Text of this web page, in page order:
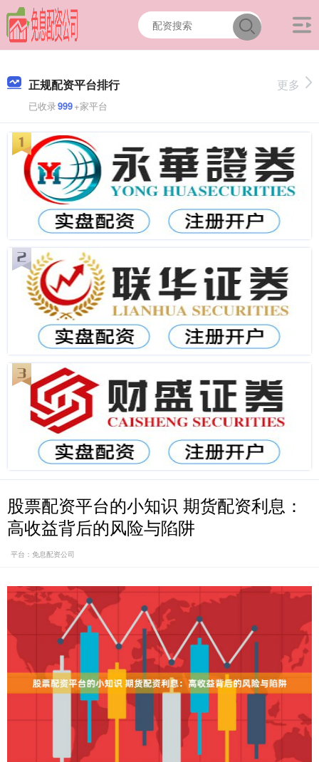
正规配资平台排行
已收录999+家平台
更多
股票配资平台的小知识 期货配资利息：
高收益背后的风险与陷阱
平台：免息配资公司